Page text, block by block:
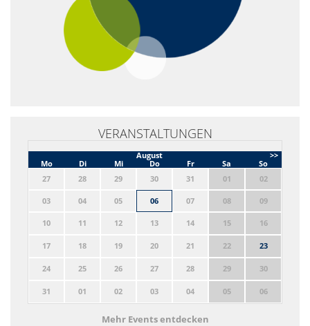
VERANSTALTUNGEN
>>
August
Mo
Di Mi Do Fr Sa
So
27
28 29 30 31 01 02
03 04 05 06 07 08 09
10 11 12 13 14 15 16
17 18 19 20 21 22 23
24 25 26 27 28 29 30
31 01 02 03 04 05 06
Mehr Events entdecken